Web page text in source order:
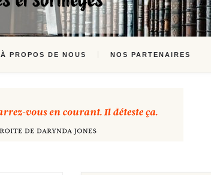
À PROPOS DE NOUS NOS PARTENAIRES